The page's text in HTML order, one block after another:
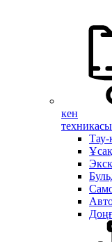
кен
техникасы